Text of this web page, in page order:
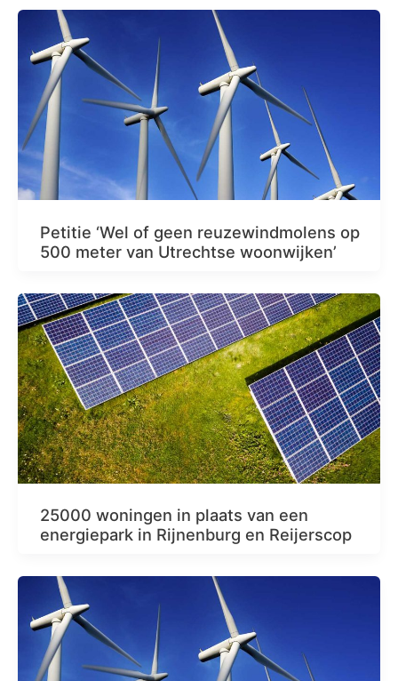
Petitie ‘Wel of geen reuzewindmolens op
500 meter van Utrechtse woonwijken’
25000 woningen in plaats van een
energiepark in Rijnenburg en Reijerscop